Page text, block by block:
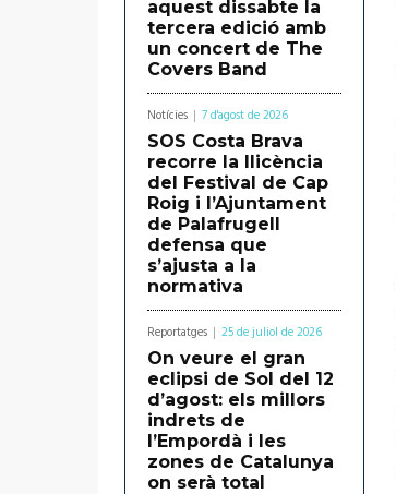
aquest dissabte la
tercera edició amb
un concert de The
Covers Band
Notícies 7 d'agost de 2026
SOS Costa Brava
recorre la llicència
del Festival de Cap
Roig i l’Ajuntament
de Palafrugell
defensa que
s’ajusta a la
normativa
Reportatges 25 de juliol de 2026
On veure el gran
eclipsi de Sol del 12
d’agost: els millors
indrets de
l’Empordà i les
zones de Catalunya
on serà total